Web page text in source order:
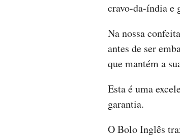
cravo-da-índia e
Na nossa
antes de ser
que mantém a
Esta é uma
garantia.
O Bolo Inglês